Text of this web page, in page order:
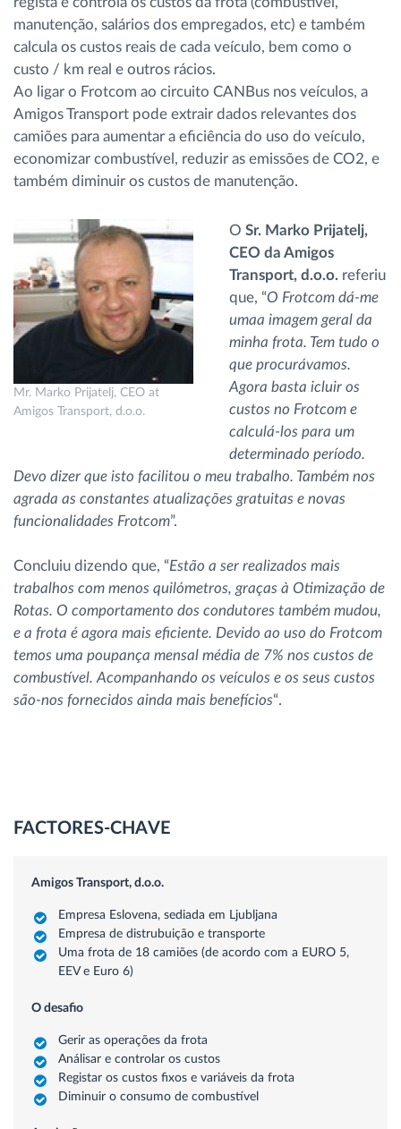
manutenção, salários dos empregados, etc) e também
calcula os custos reais de cada veículo, bem como o
custo / km real e outros rácios.
Ao ligar o Frotcom ao circuito CANBus nos veículos, a
Amigos Transport pode extrair dados relevantes dos
camiões para aumentar a eficiência do uso do veículo,
economizar combustível, reduzir as emissões de CO2, e
também diminuir os custos de manutenção.
Mr. Marko Prijatelj, CEO at
Amigos Transport, d.o.o.
O Sr. Marko Prijatelj,
CEO da Amigos
Transport, d.o.o. referiu
que, “O Frotcom dá-me
umaa imagem geral da
minha frota. Tem tudo o
que procurávamos.
Agora basta icluir os
custos no Frotcom e
calculá-los para um
determinado período.
Devo dizer que isto facilitou o meu trabalho. Também nos
agrada as constantes atualizações gratuitas e novas
funcionalidades Frotcom”.
Concluiu dizendo que, “Estão a ser realizados mais
trabalhos com menos quilómetros, graças à Otimização de
Rotas. O comportamento dos condutores também mudou,
e a frota é agora mais eficiente. Devido ao uso do Frotcom
temos uma poupança mensal média de 7% nos custos de
combustível. Acompanhando os veículos e os seus custos
são-nos fornecidos ainda mais benefícios“.
FACTORES-CHAVE
Amigos Transport, d.o.o.
Empresa Eslovena, sediada em Ljubljana
Empresa de distrubuição e transporte
Uma frota de 18 camiões (de acordo com a EURO 5,
EEV e Euro 6)
O desafio
Gerir as operações da frota
Análisar e controlar os custos
Registar os custos fixos e variáveis da frota
Diminuir o consumo de combustível